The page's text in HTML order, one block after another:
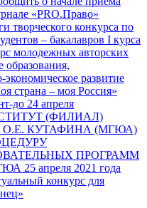
«PRO.Право»
творческого конкурса по
– бакалавров I курса
молодежных авторских
образования,
развитие
страна – моя Россия»
до 24 апреля
(ФИЛИАЛ)
КУТАФИНА (МГЮА)
ПРОГРАММ
25 апреля 2021 года
конкурс для